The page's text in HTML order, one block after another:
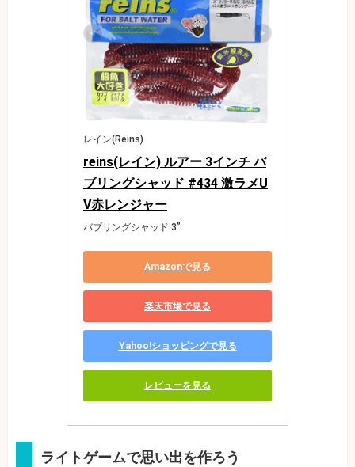
レイン(Reins)
reins(レイン) ルアー 3インチ バ
ブリングシャッド #434 激ラメU
V赤レンジャー
バブリングシャッド 3”
Amazonで見る
楽天市場で見る
Yahoo!ショッピングで見る
レビューを見る
ライトゲームで思い出を作ろう